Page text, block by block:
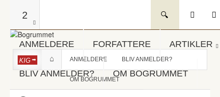
2
ANMELDERE FORFATTERE ARTIKLER
BLIV ANMELDER? OM BOGRUMMET
KIG ANMELDERE BLIV ANMELDER?
OM BOGRUMMET